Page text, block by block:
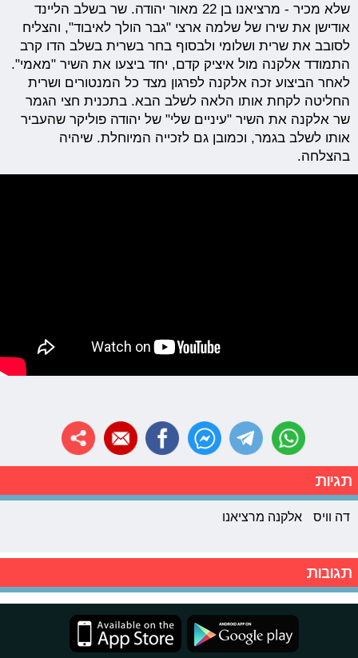
שלא מכיר - מרציאנו בן 22 מאור יהודה. שר בשלב הליינד
אודישן את שירו של שלמה ארצי "גבר הולך לאיבוד", והצליח
לסובב את שרית ושלומי ולבסוף בחר בשרית בשלב הדו קרב
התמודד אלקנה מול איציק קדם, יחד ביצעו את השיר "מאמי".
לאחר הביצוע זכה אלקנה לפרגון מצד כל המנטורים ושרית
החליטה לקחת אותו הלאה לשלב הבא. בתכנית חצי הגמר
שר אלקנה את השיר "עיניים שלי" של יהודה פוליקר שהעביר
אותו לשלב בגמר, וכמובן גם לזכייה המיוחלת. שיהיה
בהצלחה.
תגיות
דה וויס אלקנה מרציאנו
תגובות